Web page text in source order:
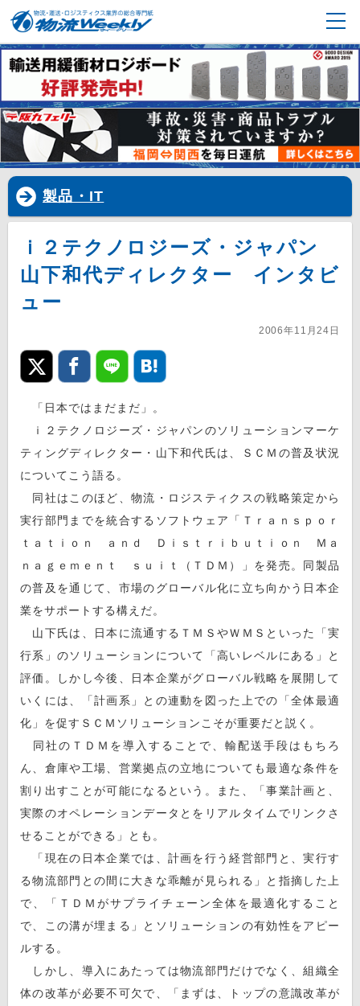
製品・IT
ｉ２テクノロジーズ・ジャパン
山下和代ディレクター インタビ
ュー
2006年11月24日
「日本ではまだまだ」。
ｉ２テクノロジーズ・ジャパンのソリューションマーケ
ティングディレクター・山下和代氏は、ＳＣＭの普及状況
についてこう語る。
同社はこのほど、物流・ロジスティクスの戦略策定から
実行部門までを統合するソフトウェア「Ｔｒａｎｓｐｏｒ
ｔａｔｉｏｎ ａｎｄ Ｄｉｓｔｒｉｂｕｔｉｏｎ Ｍａ
ｎａｇｅｍｅｎｔ ｓｕｉｔ（ＴＤＭ）」を発売。同製品
の普及を通じて、市場のグローバル化に立ち向かう日本企
業をサポートする構えだ。
山下氏は、日本に流通するＴＭＳやＷＭＳといった「実
行系」のソリューションについて「高いレベルにある」と
評価。しかし今後、日本企業がグローバル戦略を展開して
いくには、「計画系」との連動を図った上での「全体最適
化」を促すＳＣＭソリューションこそが重要だと説く。
同社のＴＤＭを導入することで、輸配送手段はもちろ
ん、倉庫や工場、営業拠点の立地についても最適な条件を
割り出すことが可能になるという。また、「事業計画と、
実際のオペレーションデータとをリアルタイムでリンクさ
せることができる」とも。
「現在の日本企業では、計画を行う経営部門と、実行す
る物流部門との間に大きな乖離が見られる」と指摘した上
で、「ＴＤＭがサプライチェーン全体を最適化すること
で、この溝が埋まる」とソリューションの有効性をアピー
ルする。
しかし、導入にあたっては物流部門だけでなく、組織全
体の改革が必要不可欠で、「まずは、トップの意識改革が